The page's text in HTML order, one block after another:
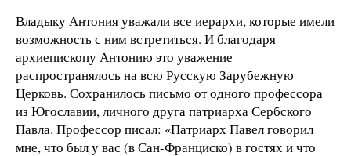
Владыку Антония уважали все иерархи, которые имели
возможность с ним встретиться. И благодаря
архиепископу Антонию это уважение
распространялось на всю Русскую Зарубежную
Церковь. Сохранилось письмо от одного профессора
из Югославии, личного друга патриарха Сербского
Павла. Профессор писал: «Патриарх Павел говорил
мне, что был у вас (в Сан-Франциско) в гостях и что